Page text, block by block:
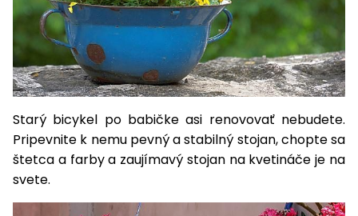
Starý bicykel po babičke asi renovovať nebudete.
Pripevnite k nemu pevný a stabilný stojan, chopte sa
štetca a farby a zaujímavý stojan na kvetináče je na
svete.